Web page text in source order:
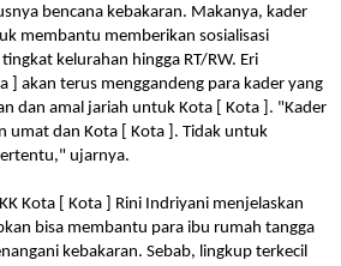
bencana kebakaran. Makanya, kader
membantu memberikan sosialisasi
kelurahan hingga RT/RW. Eri
] akan terus menggandeng para kader yang
dan amal jariah untuk Kota [ Kota ]. "Kader
umat dan Kota [ Kota ]. Tidak untuk
ujarnya.
Kota [ Kota ] Rini Indriyani menjelaskan
bisa membantu para ibu rumah tangga
kebakaran. Sebab, lingkup terkecil